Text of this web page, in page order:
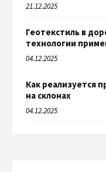
21.12.2025
Геотекстиль в
технологии
04.12.2025
Как реализуется
на склонах
04.12.2025